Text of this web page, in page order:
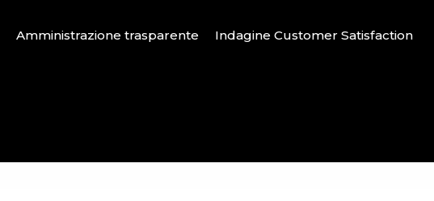
Amministrazione trasparente Indagine Customer Satisfaction